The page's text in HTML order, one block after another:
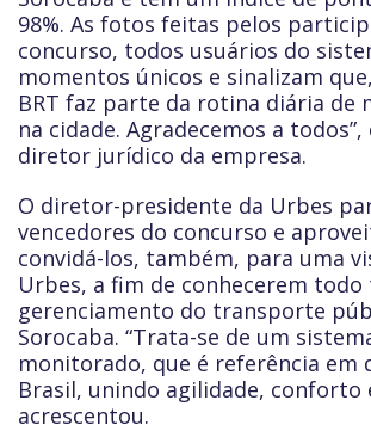
98%. As fotos feitas pelos
concurso, todos usuários do
momentos únicos e sinalizam
BRT faz parte da rotina diária de
na cidade. Agradecemos a
diretor jurídico da empresa.
O diretor-presidente da Urbes
vencedores do concurso e
convidá-los, também, para uma
Urbes, a fim de conhecerem
gerenciamento do transporte
Sorocaba. “Trata-se de um
monitorado, que é referência em
Brasil, unindo agilidade, conforto
acrescentou.